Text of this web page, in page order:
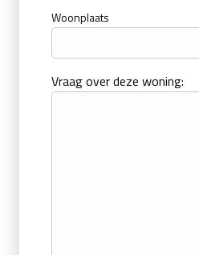
Woonplaats
Vraag over deze woning: